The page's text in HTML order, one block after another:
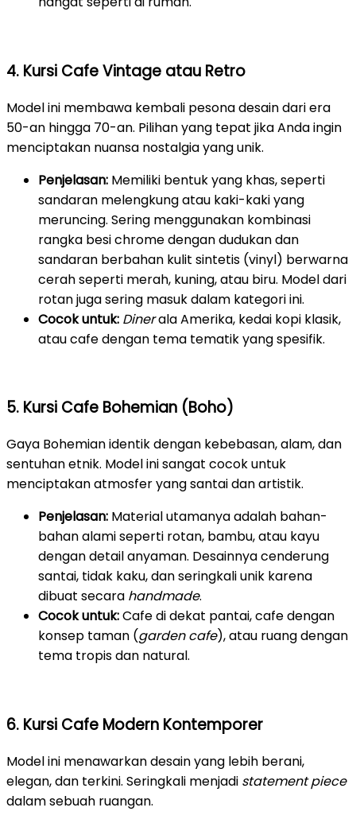
4. Kursi Cafe Vintage atau Retro
Model ini membawa kembali pesona desain dari era
50-an hingga 70-an. Pilihan yang tepat jika Anda ingin
menciptakan nuansa nostalgia yang unik.
Penjelasan: Memiliki bentuk yang khas, seperti
sandaran melengkung atau kaki-kaki yang
meruncing. Sering menggunakan kombinasi
rangka besi chrome dengan dudukan dan
sandaran berbahan kulit sintetis (vinyl) berwarna
cerah seperti merah, kuning, atau biru. Model dari
rotan juga sering masuk dalam kategori ini.
Cocok untuk: Dinerala Amerika, kedai kopi klasik,
atau cafe dengan tema tematik yang spesifik.
5. Kursi Cafe Bohemian (Boho)
Gaya Bohemian identik dengan kebebasan, alam, dan
sentuhan etnik. Model ini sangat cocok untuk
menciptakan atmosfer yang santai dan artistik.
Penjelasan: Material utamanya adalah bahan-
bahan alami seperti rotan, bambu, atau kayu
dengan detail anyaman. Desainnya cenderung
santai, tidak kaku, dan seringkali unik karena
dibuat secara handmade.
Cocok untuk:Cafe di dekat pantai, cafe dengan
konsep taman (garden cafe), atau ruang dengan
tema tropis dan natural.
6. Kursi Cafe Modern Kontemporer
Model ini menawarkan desain yang lebih berani,
elegan, dan terkini. Seringkali menjadi statement piece
dalam sebuah ruangan.